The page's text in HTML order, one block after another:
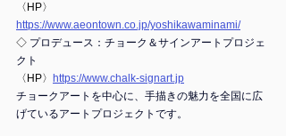
〈HP〉
https://www.aeontown.co.jp/yoshikawaminami/
◇ プロデュース：チョーク＆サインアートプロジェ
クト
〈HP〉
https://www.chalk-signart.jp
チョークアートを中心に、手描きの魅力を全国に広
げているアートプロジェクトです。